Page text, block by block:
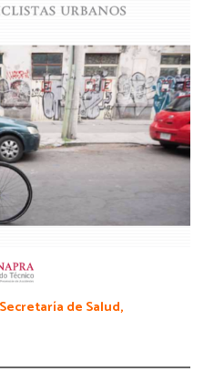
(Secretaría de Salud,